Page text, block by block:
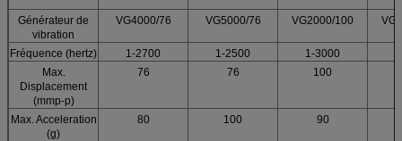
Générateur de
vibration
VG4000/76 VG5000/76 VG2000/100
Fréquence (hertz) 1-2700 1-2500 1-3000
Max.
Displacement
(mmp-p)
76 76 100
Max. Acceleration
(g)
80 100 90